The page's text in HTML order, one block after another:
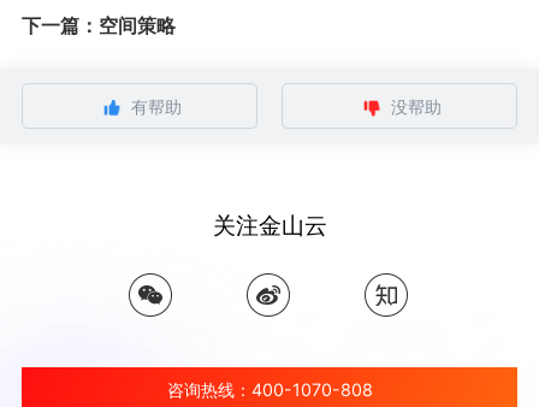
下一篇：空间策略
有帮助 没帮助
关注金山云
咨询热线：400-1070-808